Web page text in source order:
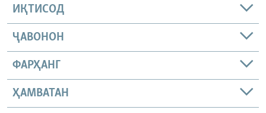
ИҚТИСОД
ҶАВОНОН
ФАРҲАНГ
ҲАМВАТАН